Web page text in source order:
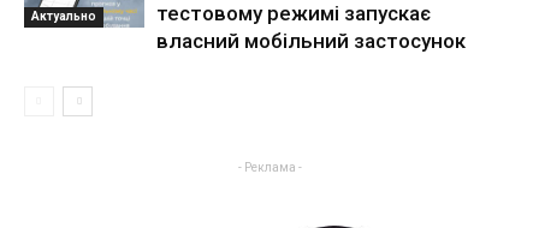
Актуально
тестовому режимі запускає
власний мобільний застосунок
- Реклама -